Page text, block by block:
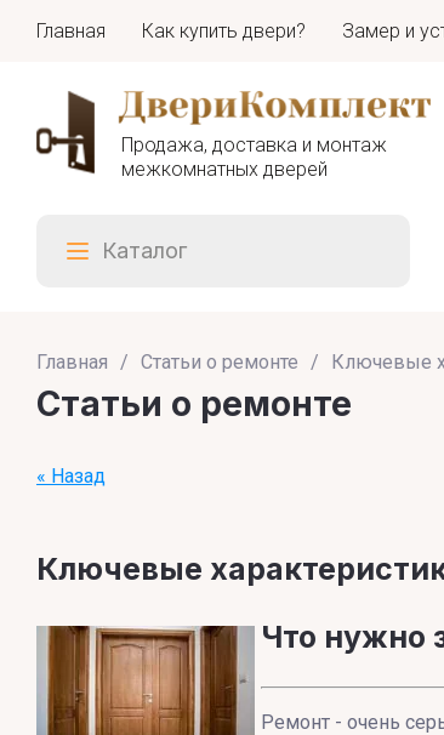
Главная Как купить двери? Замер и
Продажа, доставка и монтаж
межкомнатных дверей
Каталог
Главная / Статьи о ремонте / Ключевые
Статьи о ремонте
« Назад
Ключевые
Что нужно
Ремонт - очень